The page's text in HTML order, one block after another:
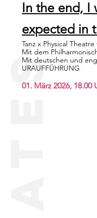
In the end, I
expected in
Tanz x Physical
Mit dem
Mit deutschen und
URAUFFÜHRUNG
01. März 2026, 18.00